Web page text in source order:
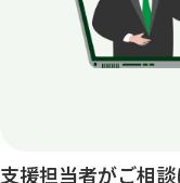
支援担当者がご相談